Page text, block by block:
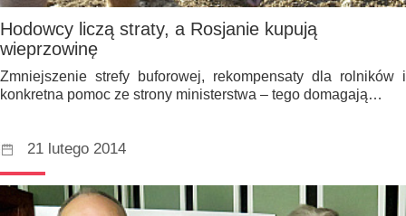
Hodowcy liczą straty, a Rosjanie kupują
wieprzowinę
Zmniejszenie strefy buforowej, rekompensaty dla rolników i
konkretna pomoc ze strony ministerstwa – tego domagają…
21 lutego 2014